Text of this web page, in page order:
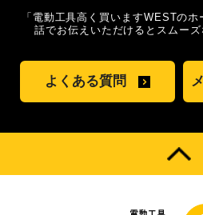
「電動工具高く買いますWESTのホ
話でお伝えいただけるとスムーズ
よくある質問